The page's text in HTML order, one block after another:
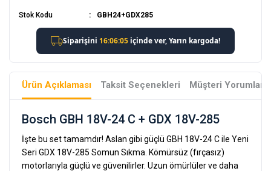
Stok Kodu GBH24+GDX285
Ürün Açıklaması Taksit Seçenekleri Müşteri Yorumları
Bosch GBH 18V-24 C + GDX 18V-285
İşte bu set tamamdır! Aslan gibi güçlü GBH 18V-24 C ile Yeni
Seri GDX 18V-285 Somun Sıkma. Kömürsüz (fırçasız)
motorlarıyla güçlü ve güvenilirler. Uzun ömürlüler ve daha